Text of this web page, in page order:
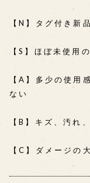
【N】タグ付き新
【S】ほぼ未使用
【A】多少の使用
ない
【B】キズ、汚れ
【C】ダメージの